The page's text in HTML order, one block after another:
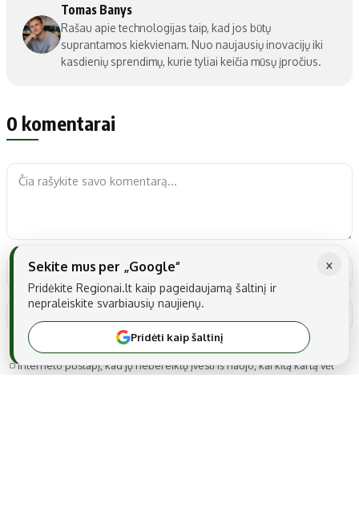
Tomas Banys
Rašau apie technologijas taip, kad jos būtų
suprantamos kiekvienam. Nuo naujausių inovacijų iki
kasdienių sprendimų, kurie tyliai keičia mūsų įpročius.
0 komentarai
Noriu savo interneto naršyklėje išsaugoti vardą, el. pašto adresą ir
interneto puslapį, kad jų nebereiktų įvesti iš naujo, kai kitą kartą vėl
×
Sekite mus per „Google“
Pridėkite Regionai.lt kaip pageidaujamą šaltinį ir
nepraleiskite svarbiausių naujienų.
Pridėti kaip šaltinį